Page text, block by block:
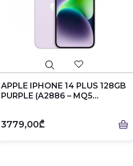
APPLE IPHONE 14 PLUS 128GB
PURPLE (A2886 – MQ5...
3779,00₾